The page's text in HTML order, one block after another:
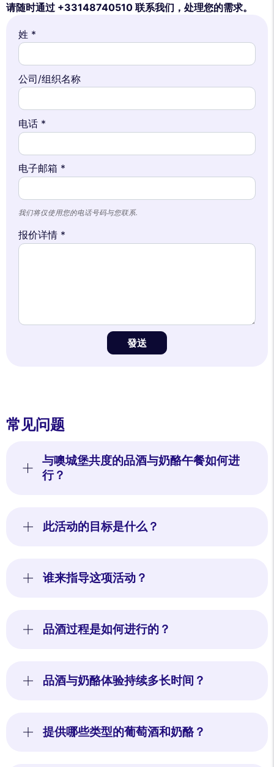
请随时通过 +33148740510 联系我们，处理您的需求。
姓 *
公司/组织名称
电话 *
电子邮箱 *
我们将仅使用您的电话号码与您联系.
报价详情 *
發送
常见问题
与噢城堡共度的品酒与奶酪午餐如何进
行？
此活动的目标是什么？
谁来指导这项活动？
品酒过程是如何进行的？
品酒与奶酪体验持续多长时间？
提供哪些类型的葡萄酒和奶酪？